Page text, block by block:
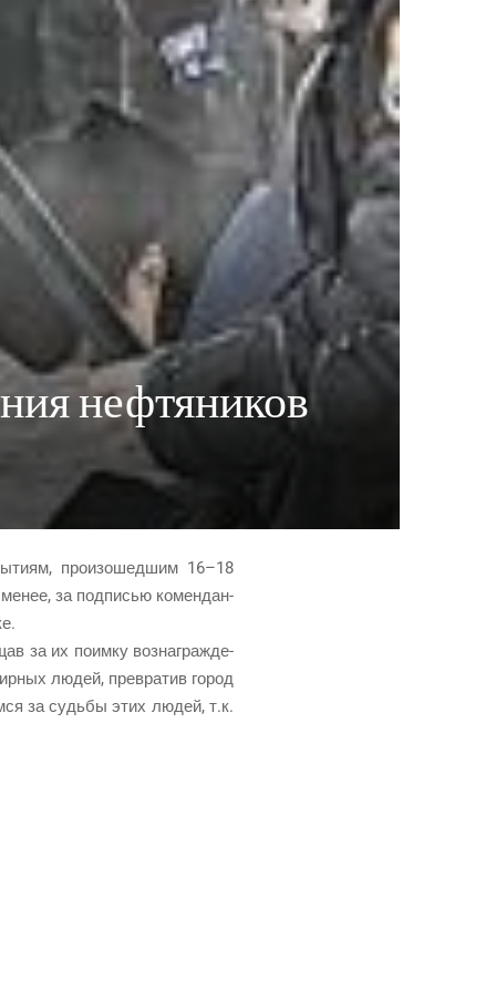
нефтяников
про­изо­шед­шим 16–18
за под­пи­сью комен­дан­
за их поим­ку воз­на­граж­де­
людей, пре­вра­тив город
за судь­бы этих людей, т.к.